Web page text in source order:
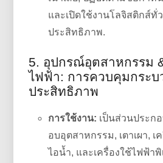
และเปิดใช้งานโลจิสติกส์ทั่
ประสิทธิภาพ.
5. อุปกรณ์อุตสาหกรรม
ไฟฟ้า: การควบคุมกระบ
ประสิทธิภาพ
การใช้งาน: เป็นส่วนประก
อบอุตสาหกรรม, เตาเผา,
ไอน้ำ, และเครื่องใช้ไฟฟ้า